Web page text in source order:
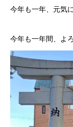
今年も一年、元気
今年も一年間、よ